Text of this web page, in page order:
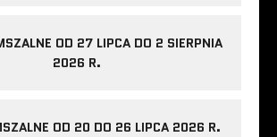
OD 27 LIPCA DO 2 SIERPNIA
2026 R.
OD 20 DO 26 LIPCA 2026 R.